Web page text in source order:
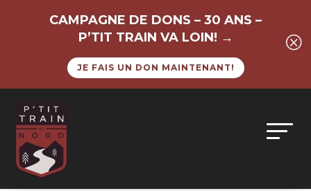
CAMPAGNE DE DONS – 30 ANS –
P’TIT TRAIN VA LOIN! →
JE FAIS UN DON MAINTENANT!
Q